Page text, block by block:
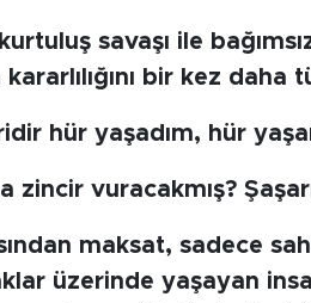
savaşı ile
bir kez
hür yaşadım, hür
zincir vuracakmış?
maksat, sadece
üzerinde yaşayan